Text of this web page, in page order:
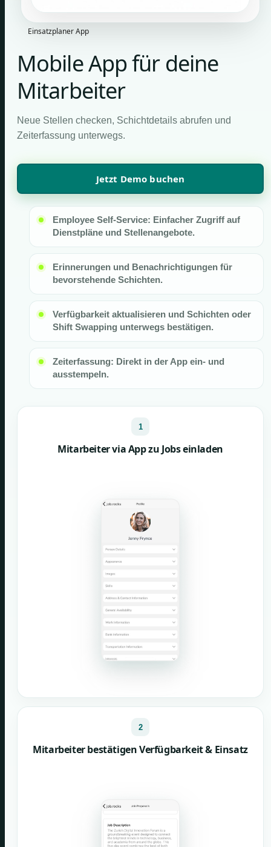
Einsatzplaner App
Mobile App für deine
Mitarbeiter
Neue Stellen checken, Schichtdetails abrufen und
Zeiterfassung unterwegs.
Jetzt Demo buchen
Employee Self-Service: Einfacher Zugriff auf
Dienstpläne und Stellenangebote.
Erinnerungen und Benachrichtigungen für
bevorstehende Schichten.
Verfügbarkeit aktualisieren und Schichten oder
Shift Swapping unterwegs bestätigen.
Zeiterfassung: Direkt in der App ein- und
ausstempeln.
1
Mitarbeiter via App zu Jobs einladen
2
Mitarbeiter bestätigen Verfügbarkeit & Einsatz